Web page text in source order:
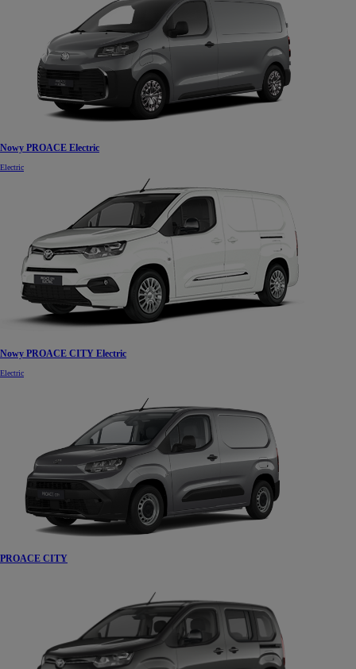
Nowy PROACE Electric
Electric
Nowy PROACE CITY Electric
Electric
PROACE CITY